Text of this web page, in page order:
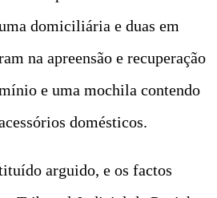
domiciliária e duas em
na apreensão e recuperação
e uma mochila contendo
domésticos.
arguido, e os factos